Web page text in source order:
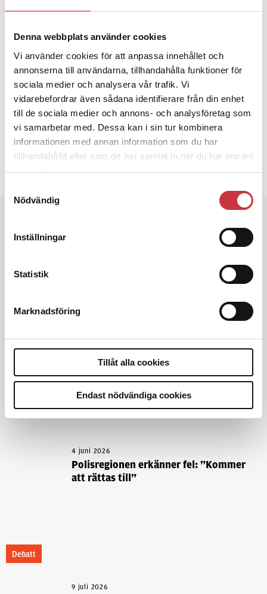
Denna webbplats använder cookies
Vi använder cookies för att anpassa innehållet och
annonserna till användarna, tillhandahålla funktioner för
sociala medier och analysera vår trafik. Vi
vidarebefordrar även sådana identifierare från din enhet
till de sociala medier och annons- och analysföretag som
vi samarbetar med. Dessa kan i sin tur kombinera
informationen med annan information som du har
tillhandahållit eller som de har samlat in när du har använt
deras tjänster.
Nödvändig
Inställningar
Statistik
Marknadsföring
Tillåt alla cookies
Endast nödvändiga cookies
Ämnen i artikeln
BIRGITTA VIKLUND CARINA YTTERSTRÖM
POLISFÖRBUNDET VÄSTERNORRLAND SUNDSVALL
Text
Ossian Grahn
10 februari 2017
Dela artikel: Facebook X E-post
4 juni 2026
Miljoner i sjön – polisaspiranter
underkänns på godtyckliga grunder
1 juni 2026
Jens Mårtensson:Snart 20 år i tjänst – nu
ska han lära sig grunderna
4 juni 2026
Polisregionen erkänner fel: ”Kommer
att rättas till”
Debatt
9 juli 2026